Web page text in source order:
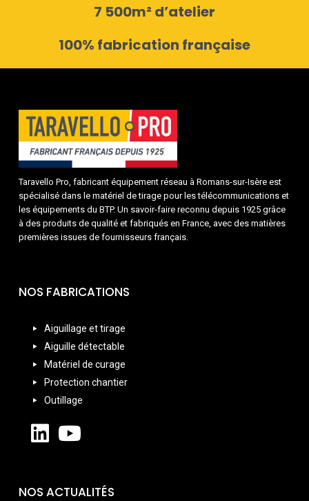
7 500m² d’atelier
100% fabrication française
Taravello Pro, fabricant équipement réseau à Romans-sur-Isère est
spécialisé dans le matériel de tirage pour les télécommunications et
les équipements du BTP. Un savoir-faire reconnu depuis 1925 grâce
à des produits de qualité et fabriqués en France, avec des matières
premières issues de fournisseurs français.
NOS FABRICATIONS
Aiguillage et tirage
Aiguille détectable
Matériel de curage
Protection chantier
Outillage
NOS ACTUALITÉS